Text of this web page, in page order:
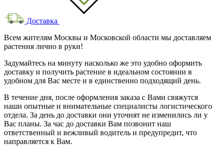
Доставка
Всем жителям Москвы и Московской области мы доставляем
растения лично в руки!
Задумайтесь на минуту насколько же это удобно оформить
доставку и получить растение в идеальном состоянии в
удобном для Вас месте и в единственно подходящий день.
В течение дня, после оформления заказа с Вами свяжутся
наши опытные и внимательные специалисты логистического
отдела. За день до доставки они уточнят не изменились ли у
Вас планы. За час до доставки Вам позвонит наш
ответственный и вежливый водитель и предупредит, что
направляется к Вам.